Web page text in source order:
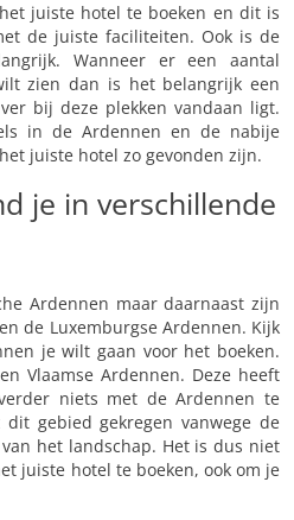
juiste hotel te boeken en dit is
de juiste faciliteiten. Ook is de
Wanneer er een aantal
zien dan is het belangrijk een
bij deze plekken vandaan ligt.
in de Ardennen en de nabije
juiste hotel zo gevonden zijn.
je in verschillende
Ardennen maar daarnaast zijn
de Luxemburgse Ardennen. Kijk
je wilt gaan voor het boeken.
Vlaamse Ardennen. Deze heeft
niets met de Ardennen te
gebied gekregen vanwege de
het landschap. Het is dus niet
juiste hotel te boeken, ook om je